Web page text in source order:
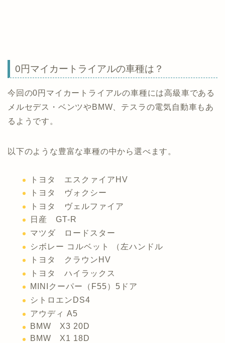
0円マイカートライアルの車種は？
今回の0円マイカートライアルの車種には高級車である
メルセデス・ベンツやBMW、テスラの電気自動車もあ
るようです。
以下のような豊富な車種の中から選べます。
トヨタ エスクァイアHV
トヨタ ヴォクシー
トヨタ ヴェルファイア
日産 GT-R
マツダ ロードスター
シボレー コルベット （左ハンドル
トヨタ クラウンHV
トヨタ ハイラックス
MINIクーパー（F55）5ドア
シトロエンDS4
アウディ A5
BMW X3 20D
BMW X1 18D